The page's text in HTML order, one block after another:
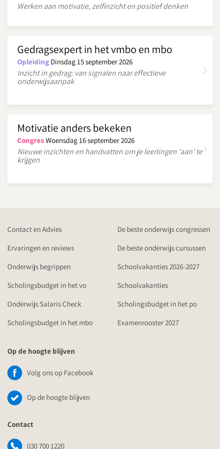
Werken aan motivatie, zelfinzicht en positief denken
Gedragsexpert in het vmbo en mbo
Opleiding Dinsdag 15 september 2026
Inzicht in gedrag: van signalen naar effectieve
onderwijsaanpak
Motivatie anders bekeken
Congres Woensdag 16 september 2026
Nieuwe inzichten en handvatten om je leerlingen 'aan' te
krijgen
Contact en Advies
De beste onderwijs congressen
Ervaringen en reviews
De beste onderwijs cursussen
Onderwijs begrippen
Schoolvakanties 2026-2027
Scholingsbudget in het vo
Schoolvakanties
Onderwijs Salaris Check
Scholingsbudget in het po
Scholingsbudget in het mbo
Examenrooster 2027
Op de hoogte blijven
Volg ons op Facebook
Op de hoogte blijven
Contact
030 700 1220